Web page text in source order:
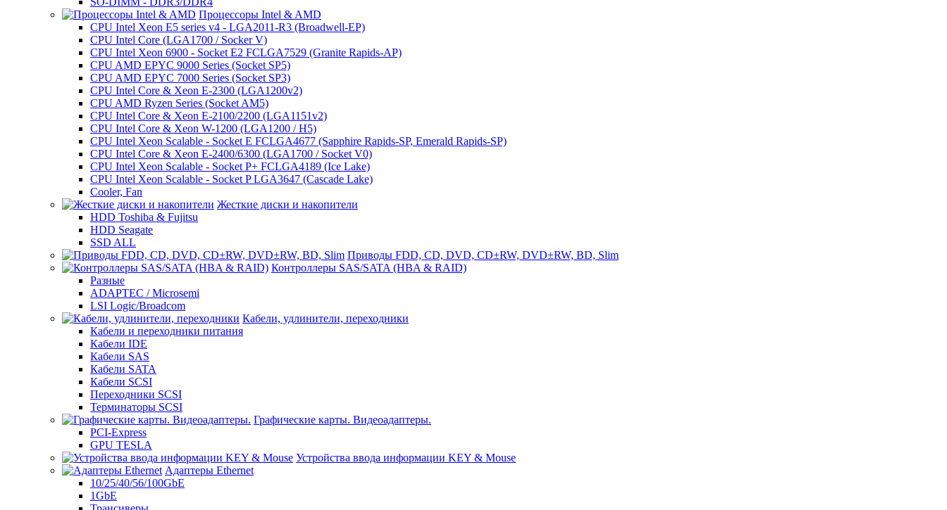
Процессоры Intel & AMD
CPU Intel Xeon E5 series v4 - LGA2011-R3 (Broadwell-EP)
CPU Intel Core (LGA1700 / Socker V)
CPU Intel Xeon 6900 - Socket E2 FCLGA7529 (Granite Rapids-AP)
CPU AMD EPYC 9000 Series (Socket SP5)
CPU AMD EPYC 7000 Series (Socket SP3)
CPU Intel Core & Xeon E-2300 (LGA1200v2)
CPU AMD Ryzen Series (Socket AM5)
CPU Intel Core & Xeon E-2100/2200 (LGA1151v2)
CPU Intel Core & Xeon W-1200 (LGA1200 / H5)
CPU Intel Xeon Scalable - Socket E FCLGA4677 (Sapphire Rapids-SP, Emerald Rapids-SP)
CPU Intel Core & Xeon E-2400/6300 (LGA1700 / Socket V0)
CPU Intel Xeon Scalable - Socket P+ FCLGA4189 (Ice Lake)
CPU Intel Xeon Scalable - Socket P LGA3647 (Cascade Lake)
Cooler, Fan
Жесткие диски и накопители
HDD Toshiba & Fujitsu
HDD Seagate
SSD ALL
Приводы FDD, CD, DVD, CD±RW, DVD±RW, BD, Slim
Контроллеры SAS/SATA (HBA & RAID)
Разные
ADAPTEC / Microsemi
LSI Logic/Broadcom
Кабели, удлинители, переходники
Кабели и переходники питания
Кабели IDE
Кабели SAS
Кабели SATA
Кабели SCSI
Переходники SCSI
Терминаторы SCSI
Графические карты. Видеоадаптеры.
PCI-Express
GPU TESLA
Устройства ввода информации KEY & Mouse
Адаптеры Ethernet
10/25/40/56/100GbE
1GbE